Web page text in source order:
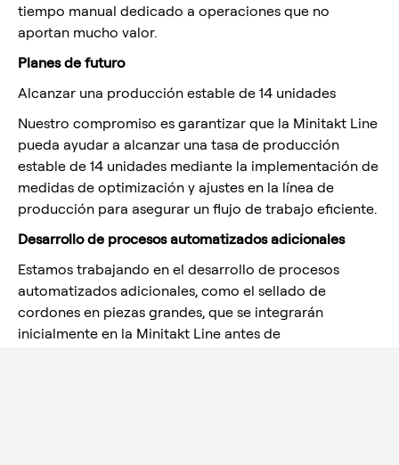
tiempo manual dedicado a operaciones que no
aportan mucho valor.
Planes de futuro
Alcanzar una producción estable de 14 unidades
Nuestro compromiso es garantizar que la Minitakt Line
pueda ayudar a alcanzar una tasa de producción
estable de 14 unidades mediante la implementación de
medidas de optimización y ajustes en la línea de
producción para asegurar un flujo de trabajo eficiente.
Desarrollo de procesos automatizados adicionales
Estamos trabajando en el desarrollo de procesos
automatizados adicionales, como el sellado de
cordones en piezas grandes, que se integrarán
inicialmente en la Minitakt Line antes de